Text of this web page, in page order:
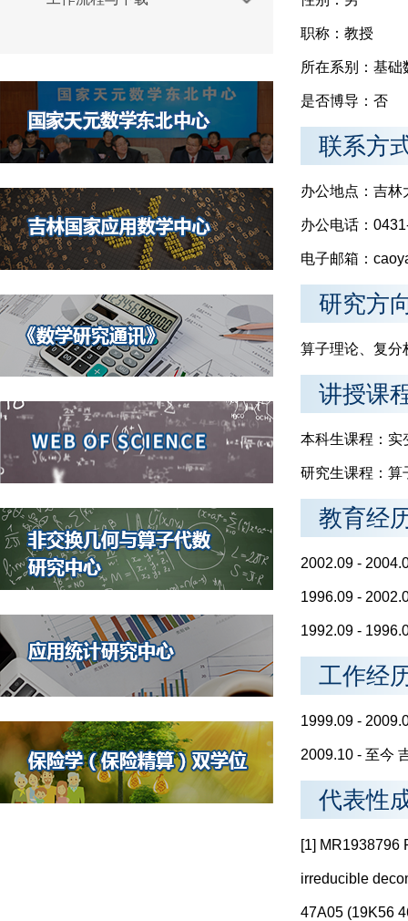
职称：教授
所在系别：基础
是否博导：否
联系方
办公地点：吉林
办公电话：
电子邮箱：
研究方
算子理论、复分
讲授课
本科生课程：实
研究生课程：算
教育经
2002.09 -
1996.09 -
1992.09 -
工作经
1999.09 -
2009.10 - 至今
代表性
[1] MR1938796
irreducible
47A05 (19K56